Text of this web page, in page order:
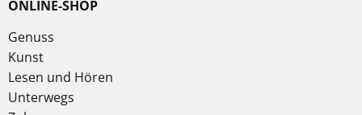
ONLINE-SHOP
Genuss
Kunst
Lesen und Hören
Unterwegs